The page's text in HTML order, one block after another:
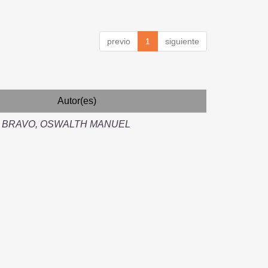
previo 1 siguiente
Autor(es)
OSWALTH MANUEL